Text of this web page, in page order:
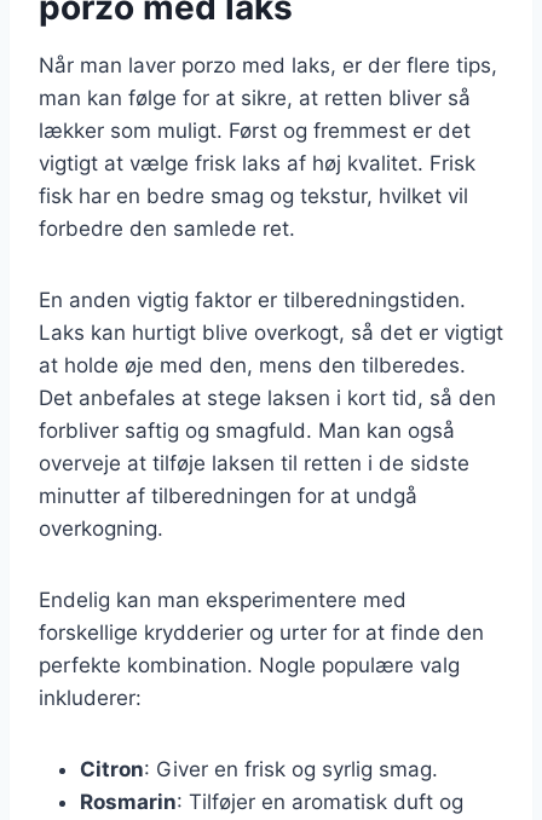
Når man laver porzo med laks, er der flere tips,
man kan følge for at sikre, at retten bliver så
lækker som muligt. Først og fremmest er det
vigtigt at vælge frisk laks af høj kvalitet. Frisk
fisk har en bedre smag og tekstur, hvilket vil
forbedre den samlede ret.
En anden vigtig faktor er tilberedningstiden.
Laks kan hurtigt blive overkogt, så det er vigtigt
at holde øje med den, mens den tilberedes.
Det anbefales at stege laksen i kort tid, så den
forbliver saftig og smagfuld. Man kan også
overveje at tilføje laksen til retten i de sidste
minutter af tilberedningen for at undgå
overkogning.
Endelig kan man eksperimentere med
forskellige krydderier og urter for at finde den
perfekte kombination. Nogle populære valg
inkluderer:
Citron: Giver en frisk og syrlig smag.
Rosmarin: Tilføjer en aromatisk duft og